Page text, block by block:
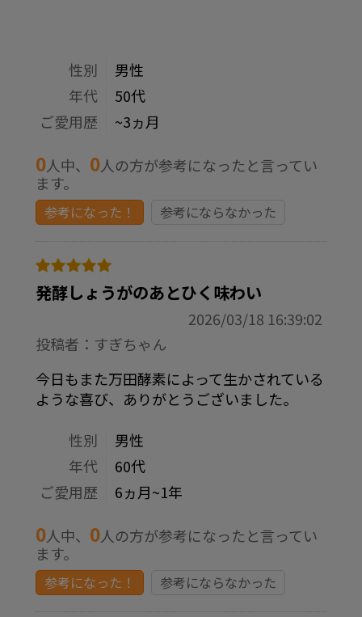
性別
男性
年代
50代
ご愛用歴
~3ヵ月
0人中、 0人の方が参考になったと言ってい
ます。
参考になった！ 参考にならなかった
発酵しょうがのあとひく味わい
2026/03/18 16:39:02
投稿者：すぎちゃん
今日もまた万田酵素によって生かされている
ような喜び、ありがとうございました。
性別
男性
年代
60代
ご愛用歴
6ヵ月~1年
0人中、 0人の方が参考になったと言ってい
ます。
参考になった！ 参考にならなかった